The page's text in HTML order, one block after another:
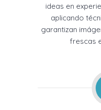
ideas en
aplicando
garantizan
frescas